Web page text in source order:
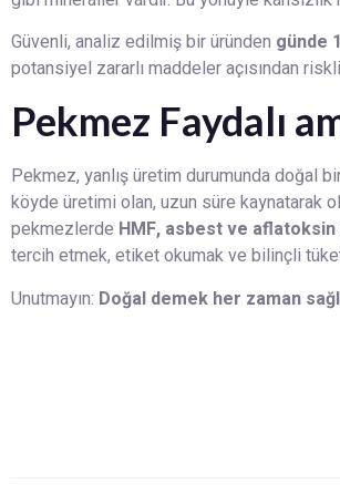
Güvenli, analiz edilmiş bir üründen günde
potansiyel zararlı maddeler açısından
Pekmez Faydalı
Pekmez, yanlış üretim durumunda doğal
köyde üretimi olan, uzun süre kaynatarak
pekmezlerde HMF, asbest ve aflatoksin
tercih etmek, etiket okumak ve bilinçli
Unutmayın: Doğal demek her zaman